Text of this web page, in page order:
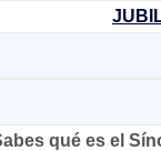
qué es el